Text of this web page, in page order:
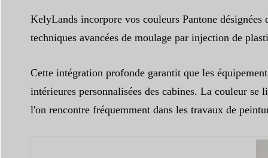
KelyLands incorpore vos couleurs Pantone
techniques avancées de moulage par injection de
Cette intégration profonde garantit que les
intérieures personnalisées des cabines. La couleur
l'on rencontre fréquemment dans les travaux de